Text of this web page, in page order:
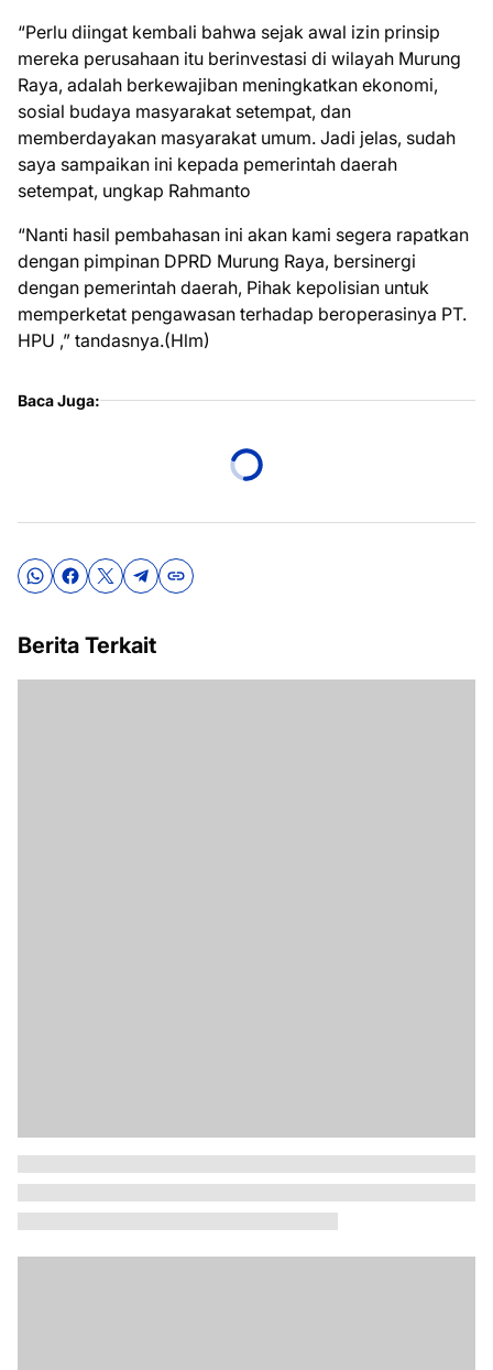
“Perlu diingat kembali bahwa sejak awal izin prinsip
mereka perusahaan itu berinvestasi di wilayah Murung
Raya, adalah berkewajiban meningkatkan ekonomi,
sosial budaya masyarakat setempat, dan
memberdayakan masyarakat umum. Jadi jelas, sudah
saya sampaikan ini kepada pemerintah daerah
setempat, ungkap Rahmanto
“Nanti hasil pembahasan ini akan kami segera rapatkan
dengan pimpinan DPRD Murung Raya, bersinergi
dengan pemerintah daerah, Pihak kepolisian untuk
memperketat pengawasan terhadap beroperasinya PT.
HPU ,” tandasnya.(Hlm)
Baca Juga:
Berita Terkait